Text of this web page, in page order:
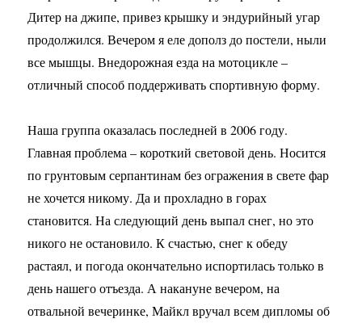
Дитер на джипе, привез крышку и эндурийный угар
продолжился. Вечером я еле дополз до постели, ныли
все мышцы. Внедорожная езда на мотоцикле –
отличный способ поддерживать спортивную форму.
Наша группа оказалась последней в 2006 году.
Главная проблема – короткий световой день. Носится
по грунтовым серпантинам без огражения в свете фар
не хочется никому. Да и прохладно в горах
становится. На следующий день выпал снег, но это
никого не остановило. К счастью, снег к обеду
растаял, и погода окончательно испортилась только в
день нашего отъезда. А накануне вечером, на
отвальной вечеринке, Майкл вручал всем дипломы об